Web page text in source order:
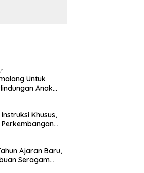
Untuk
Anak
Khusus,
Ajaran Baru,
Seragam